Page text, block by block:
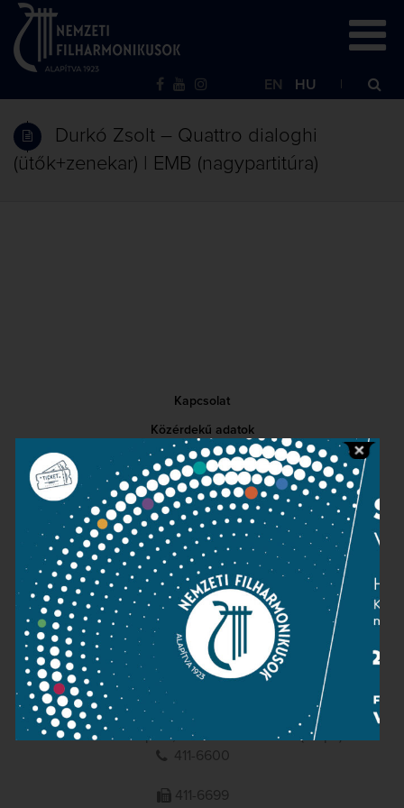
EN HU
Durkó Zsolt – Quattro dialoghi
(ütők+zenekar) | EMB (nagypartitúra)
Kapcsolat
Közérdekű adatok
Sajtószoba
Adatvédelem
Impresszum
NEMZETI
FILHARMONIKUSOK
1095 Budapest, Komor Marcell u. 1. (Müpa)
411-6600
411-6699